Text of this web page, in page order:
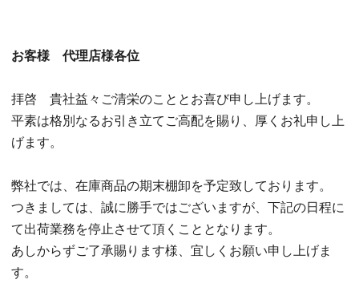
お客様 代理店様各位
拝啓 貴社益々ご清栄のこととお喜び申し上げます。
平素は格別なるお引き立てご高配を賜り、厚くお礼申し上
げます。
弊社では、在庫商品の期末棚卸を予定致しております。
つきましては、誠に勝手ではございますが、下記の日程に
て出荷業務を停止させて頂くこととなります。
あしからずご了承賜ります様、宜しくお願い申し上げま
す。